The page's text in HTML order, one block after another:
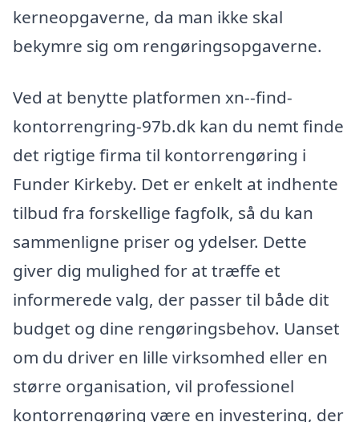
kerneopgaverne, da man ikke skal
bekymre sig om rengøringsopgaverne.
Ved at benytte platformen xn--find-
kontorrengring-97b.dk kan du nemt finde
det rigtige firma til kontorrengøring i
Funder Kirkeby. Det er enkelt at indhente
tilbud fra forskellige fagfolk, så du kan
sammenligne priser og ydelser. Dette
giver dig mulighed for at træffe et
informerede valg, der passer til både dit
budget og dine rengøringsbehov. Uanset
om du driver en lille virksomhed eller en
større organisation, vil professionel
kontorrengøring være en investering, der